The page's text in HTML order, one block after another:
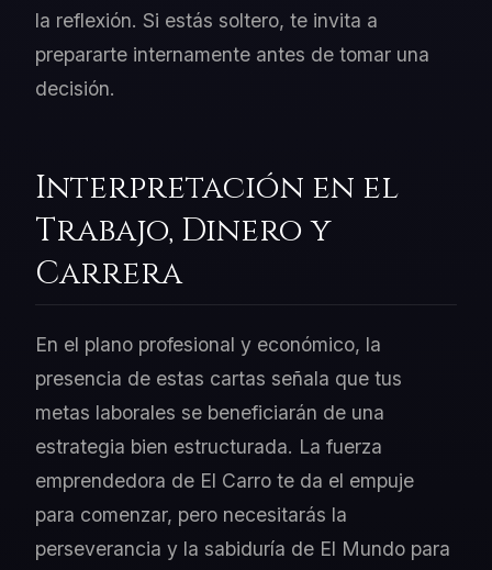
la reflexión. Si estás soltero, te invita a
prepararte internamente antes de tomar una
decisión.
Interpretación en el
Trabajo, Dinero y
Carrera
En el plano profesional y económico, la
presencia de estas cartas señala que tus
metas laborales se beneficiarán de una
estrategia bien estructurada. La fuerza
emprendedora de El Carro te da el empuje
para comenzar, pero necesitarás la
perseverancia y la sabiduría de El Mundo para